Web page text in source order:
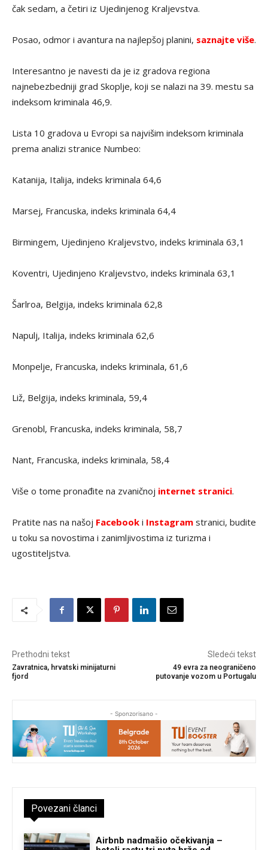
čak sedam, a četiri iz Ujedinjenog Kraljevstva.
Posao, odmor i avantura na najlepšoj planini, saznajte više.
Interesantno je navesti da je iz gradova regiona
najnebezbedniji grad Skoplje, koji se nalazi na 39. mestu sa
indeksom kriminala 46,9.
Lista 10 gradova u Evropi sa najvišim indeksom kriminala
prema analizi stranice Numbeo:
Katanija, Italija, indeks kriminala 64,6
Marsej, Francuska, indeks kriminala 64,4
Birmingem, Ujedinjeno Kraljevstvo, indeks kriminala 63,1
Koventri, Ujedinjeno Kraljevstvo, indeks kriminala 63,1
Šarlroa, Belgija, indeks kriminala 62,8
Napulj, Italija, indeks kriminala 62,6
Monpelje, Francuska, indeks kriminala, 61,6
Liž, Belgija, indeks kriminala, 59,4
Grenobl, Francuska, indeks kriminala, 58,7
Nant, Francuska, indeks kriminala, 58,4
Više o tome pronađite na zvaničnoj internet stranici.
Pratite nas na našoj Facebook i Instagram stranici, budite
u toku sa novostima i zanimljivostima iz turizma i
ugostiteljstva.
Prethodni tekst
Zavratnica, hrvatski minijaturni
fjord
Sledeći tekst
49 evra za neograničeno
putovanje vozom u Portugalu
- Sponzorisano -
Povezani članci
Airbnb nadmašio očekivanja –